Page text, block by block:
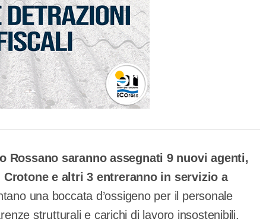
Rossano saranno assegnati 9 nuovi agenti,
e altri 3 entreranno in servizio a
una boccata d’ossigeno per il personale
strutturali e carichi di lavoro insostenibili.